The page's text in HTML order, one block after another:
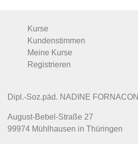
Kurse
Kundenstimmen
Meine Kurse
Registrieren
Dipl.-Soz.päd. NADINE FORNACON
August-Bebel-Straße 27
99974 Mühlhausen in Thüringen